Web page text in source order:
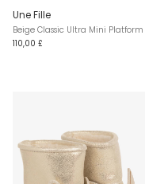
Une Fille
Beige Classic Ultra Mini Platform
110,00 £